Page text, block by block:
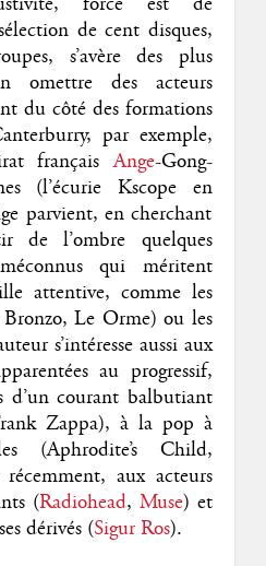
de cent disques,
s’avère des plus
omettre des acteurs
du côté des formations
par exemple,
françaisAnge-Gong-
(l’écurie Kscope en
parvient, en cherchant
de l’ombre quelques
qui méritent
attentive, comme les
Le Orme) ou les
s’intéresse aussi aux
au progressif,
d’un courant balbutiant
Zappa), à la pop à
(Aphrodite’s Child,
aux acteurs
(Radiohead, Muse) et
dérivés (Sigur Ros).